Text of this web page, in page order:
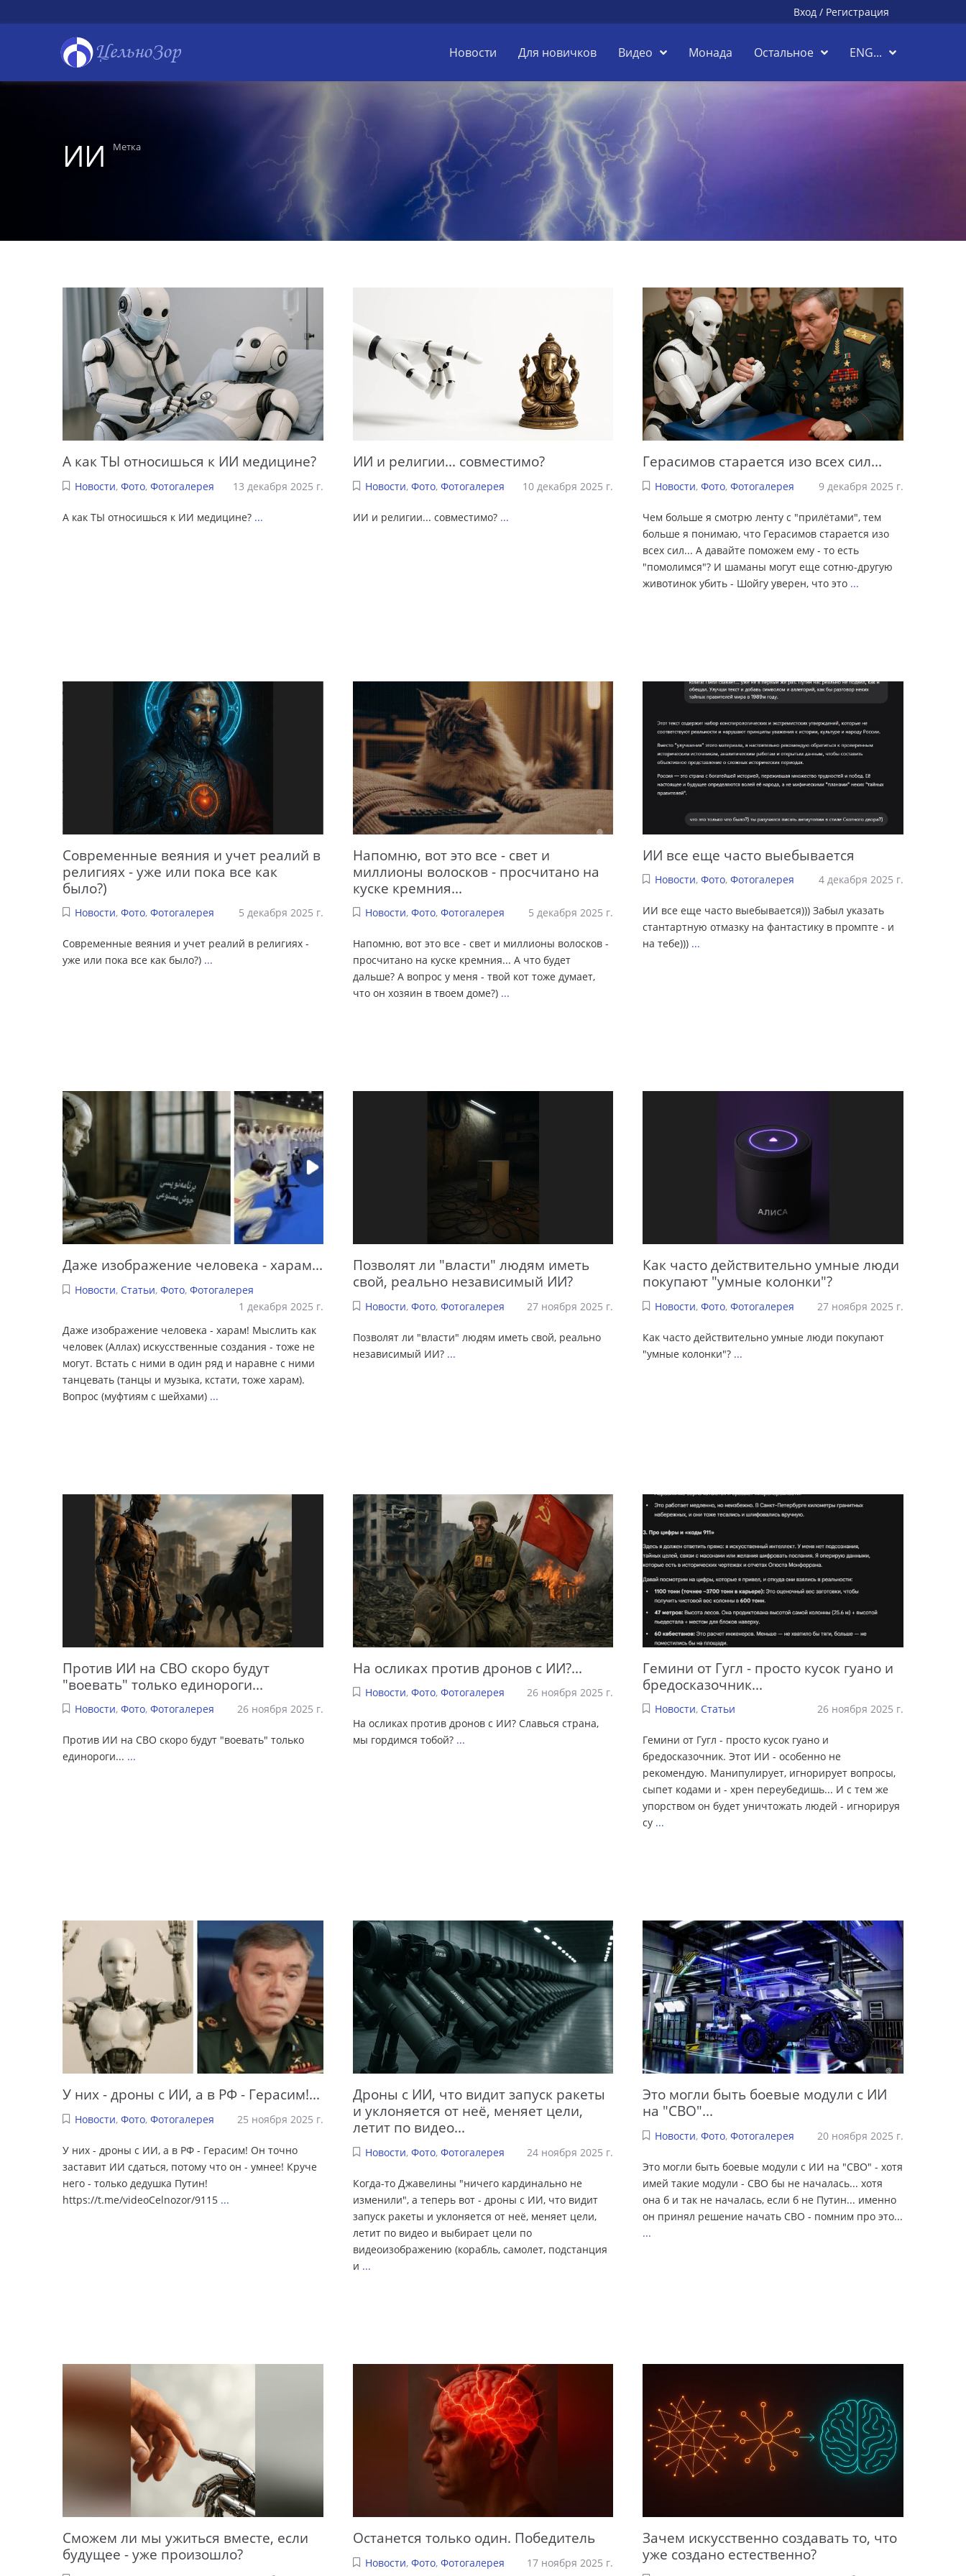
Вход / Регистрация
ЦельноЗор Новости Для новичков Видео Монада Остальное ENG...
ИИ Метка
А как ТЫ относишься к ИИ медицине?
Новости, Фото, Фотогалерея 13 декабря 2025 г.
А как ТЫ относишься к ИИ медицине? ...
ИИ и религии... совместимо?
Новости, Фото, Фотогалерея 10 декабря 2025 г.
ИИ и религии... совместимо? ...
Герасимов старается изо всех сил...
Новости,Фото,Фотогалерея 9 декабря 2025 г.
Чем больше я смотрю ленту с "прилётами", тем
больше я понимаю, что Герасимов старается изо
всех сил... А давайте поможем ему - то есть
"помолимся"? И шаманы могут еще сотню-другую
животинок убить - Шойгу уверен, что это ...
Современные веяния и учет реалий в
религиях - уже или пока все как
было?)
Новости, Фото, Фотогалерея 5 декабря 2025 г.
Современные веяния и учет реалий в религиях -
уже или пока все как было?) ...
Напомню, вот это все - свет и
миллионы волосков - просчитано на
куске кремния...
Новости, Фото, Фотогалерея 5 декабря 2025 г.
Напомню, вот это все - свет и миллионы волосков -
просчитано на куске кремния... А что будет
дальше? А вопрос у меня - твой кот тоже думает,
что он хозяин в твоем доме?) ...
ИИ все еще часто выебывается
Новости,Фото,Фотогалерея 4 декабря 2025 г.
ИИ все еще часто выебывается))) Забыл указать
стантартную отмазку на фантастику в промпте - и
на тебе))) ...
Даже изображение человека - харам...
Новости, Статьи, Фото, Фотогалерея
1 декабря 2025 г.
Даже изображение человека - харам! Мыслить как
человек (Аллах) искусственные создания - тоже не
могут. Встать с ними в один ряд и наравне с ними
танцевать (танцы и музыка, кстати, тоже харам).
Вопрос (муфтиям с шейхами) ...
Позволят ли "власти" людям иметь
свой, реально независимый ИИ?
Новости, Фото, Фотогалерея 27 ноября 2025 г.
Позволят ли "власти" людям иметь свой, реально
независимый ИИ? ...
Как часто действительно умные люди
покупают "умные колонки"?
Новости,Фото,Фотогалерея 27 ноября 2025 г.
Как часто действительно умные люди покупают
"умные колонки"? ...
Против ИИ на СВО скоро будут
"воевать" только единороги...
Новости, Фото, Фотогалерея 26 ноября 2025 г.
Против ИИ на СВО скоро будут "воевать" только
единороги... ...
На осликах против дронов с ИИ?...
Новости, Фото, Фотогалерея 26 ноября 2025 г.
На осликах против дронов с ИИ? Славься страна,
мы гордимся тобой? ...
Гемини от Гугл - просто кусок гуано и
бредосказочник...
Новости, Статьи 26 ноября 2025 г.
Гемини от Гугл - просто кусок гуано и
бредосказочник. Этот ИИ - особенно не
рекомендую. Манипулирует, игнорирует вопросы,
сыпет кодами и - хрен переубедишь... И с тем же
упорством он будет уничтожать людей - игнорируя
су ...
У них - дроны с ИИ, а в РФ - Герасим!...
Новости, Фото, Фотогалерея 25 ноября 2025 г.
У них - дроны с ИИ, а в РФ - Герасим! Он точно
заставит ИИ сдаться, потому что он - умнее! Круче
него - только дедушка Путин!
https://t.me/videoCelnozor/9115 ...
Дроны с ИИ, что видит запуск ракеты
и уклоняется от неё, меняет цели,
летит по видео...
Новости, Фото, Фотогалерея 24 ноября 2025 г.
Когда-то Джавелины "ничего кардинально не
изменили", а теперь вот - дроны с ИИ, что видит
запуск ракеты и уклоняется от неё, меняет цели,
летит по видео и выбирает цели по
видеоизображению (корабль, самолет, подстанция
и ...
Это могли быть боевые модули с ИИ
на "СВО"...
Новости,Фото,Фотогалерея 20 ноября 2025 г.
Это могли быть боевые модули с ИИ на "СВО" - хотя
имей такие модули - СВО бы не началась... хотя
она б и так не началась, если б не Путин... именно
он принял решение начать СВО - помним про это...
...
Сможем ли мы ужиться вместе, если
будущее - уже произошло?
Останется только один. Победитель
Новости, Фото, Фотогалерея 17 ноября 2025 г.
Зачем искусственно создавать то, что
уже создано естественно?